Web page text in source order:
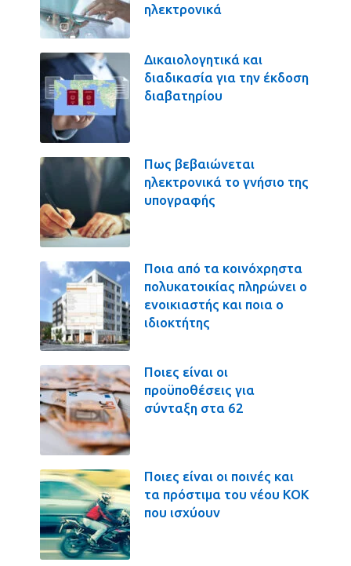
ηλεκτρονικά
Δικαιολογητικά και
διαδικασία για την έκδοση
διαβατηρίου
Πως βεβαιώνεται
ηλεκτρονικά το γνήσιο της
υπογραφής
Ποια από τα κοινόχρηστα
πολυκατοικίας πληρώνει ο
ενοικιαστής και ποια ο
ιδιοκτήτης
Ποιες είναι οι
προϋποθέσεις για
σύνταξη στα 62
Ποιες είναι οι ποινές και
τα πρόστιμα του νέου ΚΟΚ
που ισχύουν